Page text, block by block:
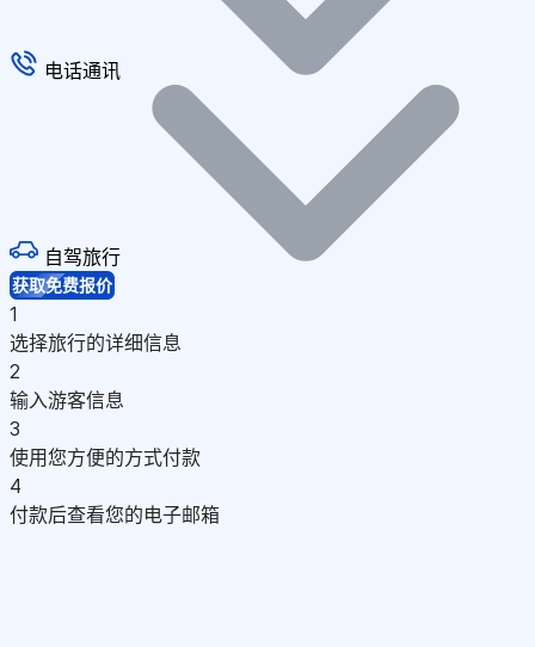
电话通讯
自驾旅行
获取免费报价
1
选择旅行的详细信息
2
输入游客信息
3
使用您方便的方式付款
4
付款后查看您的电子邮箱